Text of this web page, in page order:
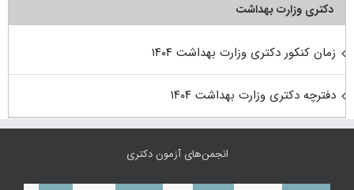
دکتری وزارت بهداشت
زمان کنکور دکتری وزارت بهداشت ۱۴۰۴
دفترچه دکتری وزارت بهداشت ۱۴۰۴
انجمن‌های آزمون دکتری